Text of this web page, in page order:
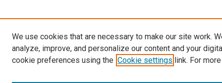
We use cookies that are necessary to make our site work.
analyze, improve, and personalize our content and your
cookie preferences using the Cookie settings link. For